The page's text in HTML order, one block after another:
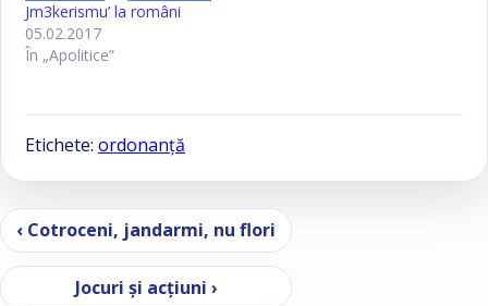
Jm3kerismu’ la români
05.02.2017
În „Apolitice”
Etichete: ordonanţă
Navigare în articole
‹ Cotroceni, jandarmi, nu flori
Jocuri şi acţiuni ›